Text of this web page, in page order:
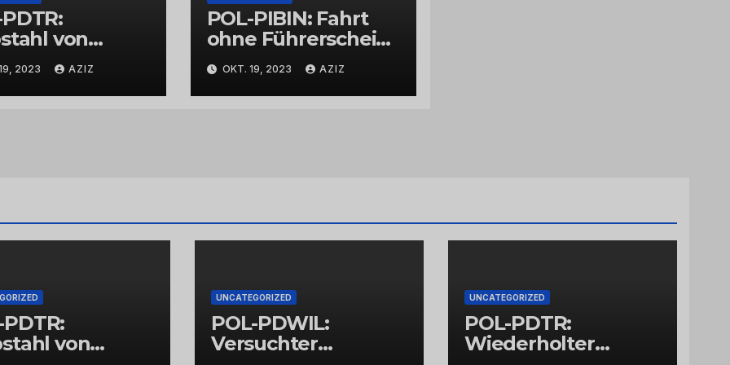
von
2023 AZIZ
POL-PIBIN: Fahrt
ohne Führerschein
und unter Einfluss
von Drogen
OKT. 19, 2023 AZIZ
PDTR:
von
UNCATEGORIZED
POL-PDWIL:
Versuchter
UNCATEGORIZED
POL-PDTR:
Wiederholter